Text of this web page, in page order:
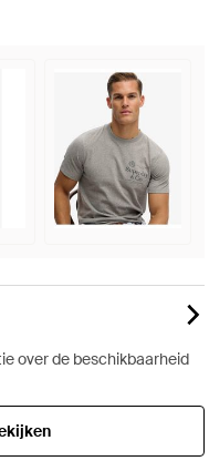
over de beschikbaarheid